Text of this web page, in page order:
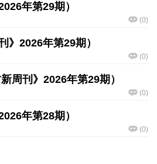
年第29期）
(0)
》2026年第29期）
(0)
周刊》2026年第29期）
(0)
年第28期）
(0)